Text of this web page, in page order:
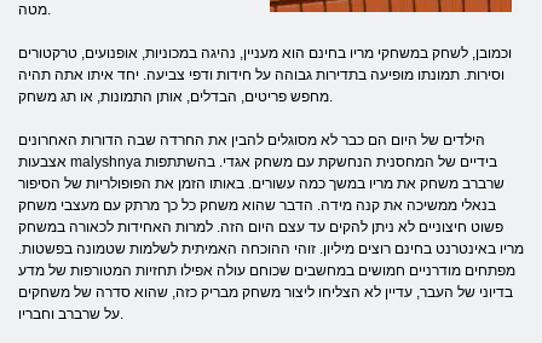
מטה.
וכמובן, לשחק במשחקי מריו בחינם הוא מעניין, נהיגה במכוניות, אופנועים, טרקטורים
וסירות. תמונתו מופיעה בתדירות גבוהה על חידות ודפי צביעה. יחד איתו אתה תהיה
מחפש פריטים, הבדלים, אותן התמונות, או תג משחק.
הילדים של היום הם כבר לא מסוגלים להבין את החרדה שבה הדורות האחרונים
אצבעות malyshnya בידיים של המחסנית הנחשקת עם משחק אגדי. בהשתתפות
שרברב משחק את מריו במשך כמה עשורים. באותו הזמן את הפופולריות של הסיפור
בנאלי ממשיכה את קנה מידה. הדבר שהוא משחק כל כך מרתק עם מעצבי משחק
פשוט חיצוניים לא ניתן להקים עד עצם היום הזה. למרות האחידות לכאורה במשחק
מריו באינטרנט בחינם רוצים מיליון. זוהי ההוכחה האמיתית לשלמות שטמונה בפשטות.
מפתחים מודרניים חמושים במחשבים שכוחם עולה אפילו תחזיות המטורפות של מדע
בדיוני של העבר, עדיין לא הצליחו ליצור משחק מבריק כזה, שהוא סדרה של משחקים
על שרברב וחבריו.